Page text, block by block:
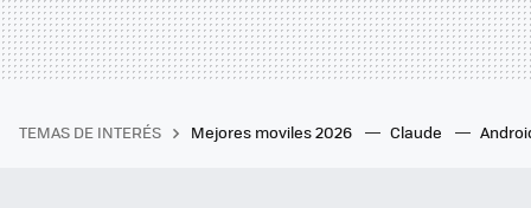
TEMAS DE INTERÉS Mejores moviles 2026 Claude